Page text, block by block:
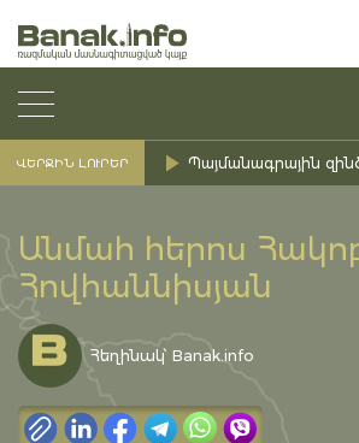
ՎԵՐՋԻՆ ԼՈՒՐԵՐ Պայմանագրային
Անմահ հերոս
Հովհաննիսյան
Հեղինակ՝ Banak.info